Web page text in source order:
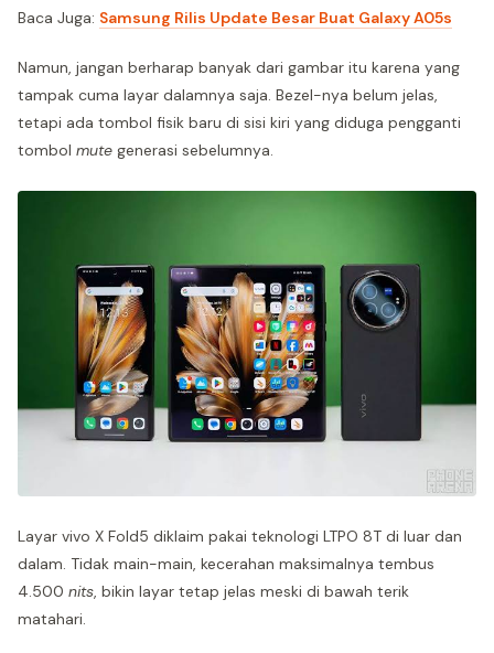
Baca Juga: Samsung Rilis Update Besar Buat Galaxy A05s
Namun, jangan berharap banyak dari gambar itu karena yang
tampak cuma layar dalamnya saja. Bezel-nya belum jelas,
tetapi ada tombol fisik baru di sisi kiri yang diduga pengganti
tombol mute generasi sebelumnya.
Layar vivo X Fold5 diklaim pakai teknologi LTPO 8T di luar dan
dalam. Tidak main-main, kecerahan maksimalnya tembus
4.500 nits, bikin layar tetap jelas meski di bawah terik
matahari.